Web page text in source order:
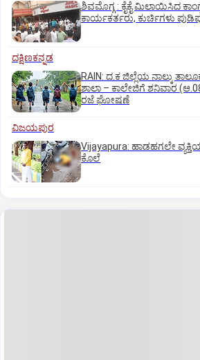
ಶಿವಮೊಗ್ಗ : ಕೈಕೈ ಮಿಲಾಯಿಸಿದ
ಕಾರ್ಯಕರ್ತರು, ಕುರ್ಚಿಗಳು
ದಕ್ಷಿಣಕನ್ನಡ
RAIN: ದ.ಕ ಜಿಲ್ಲೆಯ ನಾಲ್ಕು
ಶಾಲಾ – ಕಾಲೇಜಿಗೆ ಶನಿವಾರ
ರಜೆ ಘೋಷಣೆ
ವಿಜಯಪುರ
Vijayapura: ಹಾಡಹಗಲೇ
ಕೊಲೆ